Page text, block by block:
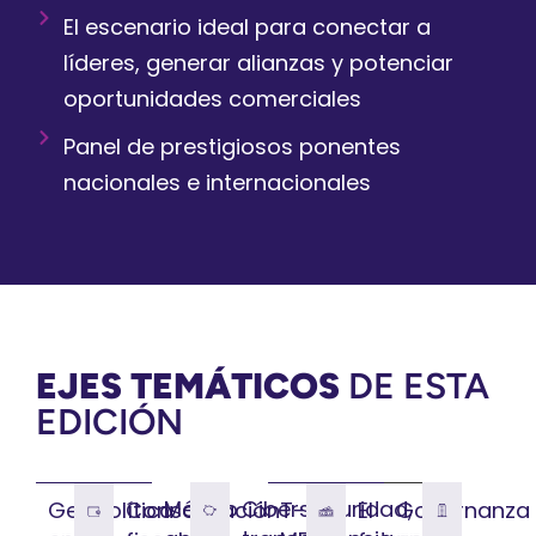
El escenario ideal para conectar a
líderes, generar alianzas y potenciar
oportunidades comerciales
Panel de prestigiosos ponentes
nacionales e internacionales
EJES TEMÁTICOS DE ESTA
EDICIÓN
GeopolíticaConsolidación
MéxicoCiberseguridad,
T-
El
Gobernanza